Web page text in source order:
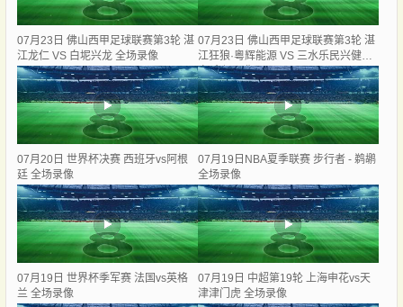
07月23日 佛山西甲足球联赛第3轮 湛
江龙仁 VS 白坭兴龙 全场录像
07月23日 佛山西甲足球联赛第3轮 湛
江狂狼·粵辉能源 VS 三水乐民兴健力
宝 全场录像
07月20日 世界杯决赛 西班牙vs阿根
廷 全场录像
07月19日NBA夏季联赛 步行者 - 鹈鹕
全场录像
07月19日 世界杯季军赛 法国vs英格
兰 全场录像
07月19日 中超第19轮 上海申花vs天
津津门虎 全场录像